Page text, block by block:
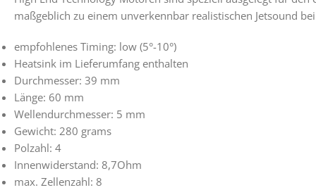
maßgeblich zu einem unverkennbar realistischen Jetsound
empfohlenes Timing: low (5°-10°)
Heatsink im Lieferumfang enthalten
Durchmesser: 39 mm
Länge: 60 mm
Wellendurchmesser: 5 mm
Gewicht: 280 grams
Polzahl: 4
Innenwiderstand: 8,7Ohm
max. Zellenzahl: 8